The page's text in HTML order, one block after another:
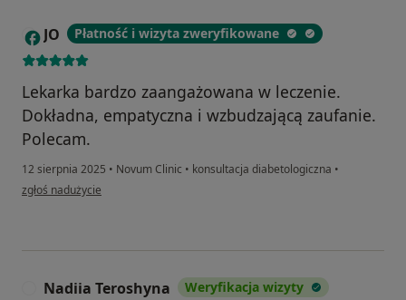
J JO Płatność i wizyta zweryfikowane
Lekarka bardzo zaangażowana w leczenie.
Dokładna, empatyczna i wzbudzającą zaufanie.
Polecam.
12 sierpnia 2025 • Novum Clinic • konsultacja diabetologiczna •
w opinii użytkownika JO
zgłoś nadużycie
Nadiia Teroshyna Weryfikacja wizyty